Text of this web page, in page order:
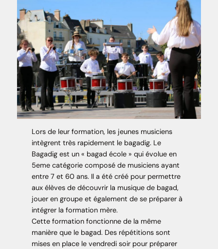
Lors de leur formation, les jeunes musiciens
intègrent très rapidement le bagadig. Le
Bagadig est un « bagad école » qui évolue en
5eme catégorie composé de musiciens ayant
entre 7 et 60 ans. Il a été créé pour permettre
aux élèves de découvrir la musique de bagad,
jouer en groupe et également de se préparer à
intégrer la formation mère.
Cette formation fonctionne de la même
manière que le bagad. Des répétitions sont
mises en place le vendredi soir pour préparer